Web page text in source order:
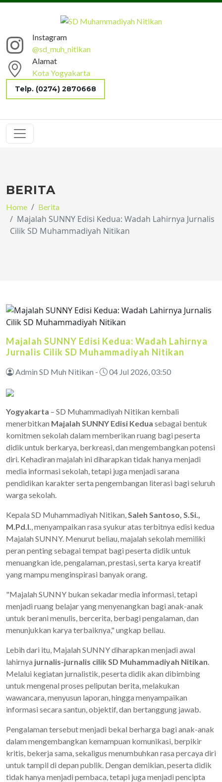
Instagram
@sd_muh_nitikan
Alamat
Kota Yogyakarta
Telp. (0274) 2870668
BERITA
Home Berita
Majalah SUNNY Edisi Kedua: Wadah Lahirnya Jurnalis
Cilik SD Muhammadiyah Nitikan
Majalah SUNNY Edisi Kedua: Wadah Lahirnya
Jurnalis Cilik SD Muhammadiyah Nitikan
Admin SD Muh Nitikan - 04 Jul 2026, 03:50
Yogyakarta – SD Muhammadiyah Nitikan kembali
menerbitkan Majalah SUNNY Edisi Kedua sebagai bentuk
komitmen sekolah dalam memberikan ruang bagi peserta
didik untuk berkarya, berkreasi, dan mengembangkan potensi
diri. Kehadiran majalah ini diharapkan tidak hanya menjadi
media informasi sekolah, tetapi juga menjadi sarana
pendidikan karakter serta pengembangan literasi bagi seluruh
warga sekolah.
Kepala SD Muhammadiyah Nitikan,Saleh Santoso, S.Si.,
M.Pd.I., menyampaikan rasa syukur atas terbitnya edisi kedua
Majalah SUNNY. Menurut beliau, majalah sekolah memiliki
peran penting sebagai tempat bagi peserta didik untuk
menuangkan ide, pengalaman, prestasi, serta karya kreatif
yang mampu menginspirasi banyak orang.
"Majalah SUNNY bukan sekadar media informasi, tetapi
menjadi ruang belajar yang menyenangkan bagi anak-anak
untuk berani menulis, bercerita, berbagi pengalaman, dan
menunjukkan karya terbaiknya," ungkap beliau.
Lebih dari itu, Majalah SUNNY diharapkan menjadi awal
lahirnya jurnalis-jurnalis cilik SD Muhammadiyah Nitikan.
Melalui kegiatan jurnalistik, peserta didik akan dibimbing
untuk mengenal proses peliputan berita, melakukan
wawancara, menyusun laporan, hingga menyampaikan
informasi secara santun, objektif, dan bertanggung jawab.
Pengalaman tersebut menjadi bekal berharga bagi anak-anak
dalam mengembangkan kemampuan komunikasi, berpikir
kritis, bekerja sama, sekaligus menumbuhkan rasa percaya diri
untuk tampil di depan publik. Dengan demikian, peserta didik
tidak hanya menjadi pembaca, tetapi juga menjadi pencipta